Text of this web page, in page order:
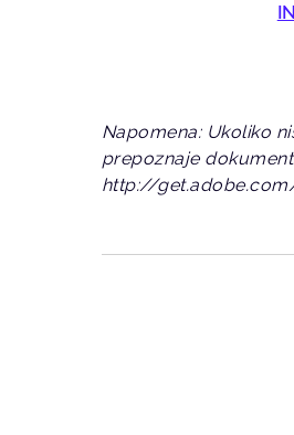
Napomena: Ukoliko
prepoznaje
http://